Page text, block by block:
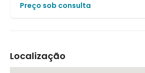
Preço sob consulta
Localização